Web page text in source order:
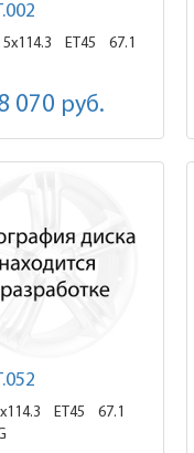
5x114.3 ET45
67.1
070 руб.
ET45
67.1